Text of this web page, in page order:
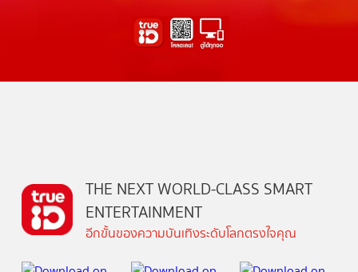
THE NEXT WORLD-CLASS SMART
ENTERTAINMENT
อีกขั้นของความบันเทิงระดับโลกตรงใจคุณ